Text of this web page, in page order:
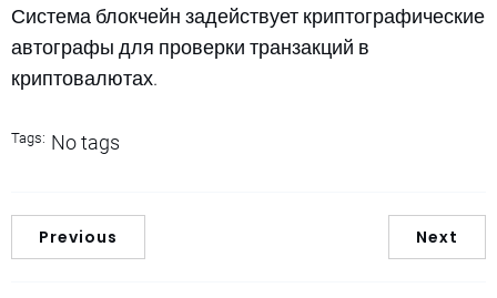
Система блокчейн задействует криптографические
автографы для проверки транзакций в
криптовалютах.
Tags: No tags
Previous Next